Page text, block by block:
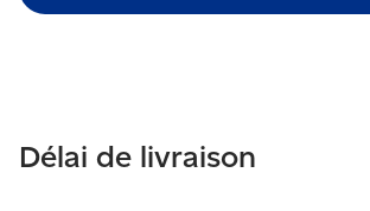
Délai de livraison